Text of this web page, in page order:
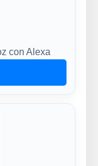
con Alexa